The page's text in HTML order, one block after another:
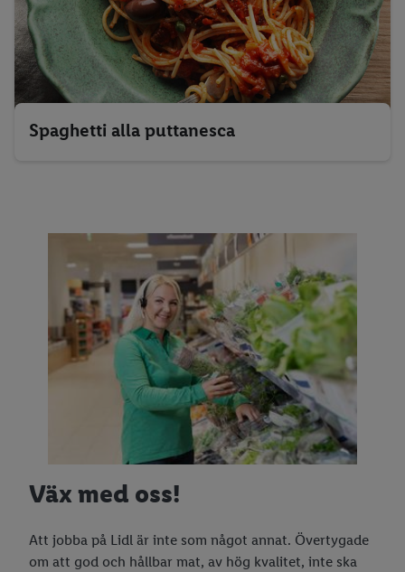
Spaghetti alla puttanesca
Väx med oss!
Att jobba på Lidl är inte som något annat. Övertygade
om att god och hållbar mat, av hög kvalitet, inte ska